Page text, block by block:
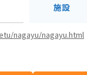
施設
nagayu/nagayu.html